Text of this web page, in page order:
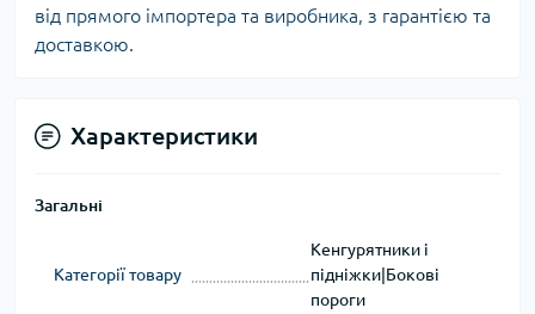
від прямого імпортера та виробника, з гарантією та
доставкою.
Характеристики
Загальні
Категорії товару
Кенгурятники і
підніжки|Бокові
пороги